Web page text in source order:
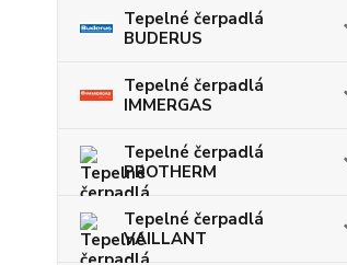
Tepelné čerpadlá
BUDERUS
Tepelné čerpadlá
IMMERGAS
Tepelné čerpadlá
PROTHERM
Tepelné čerpadlá
VAILLANT